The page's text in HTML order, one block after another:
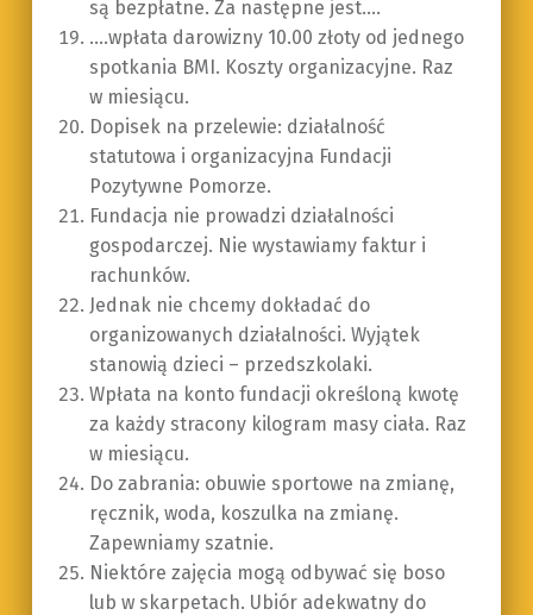
są bezpłatne. Za następne jest….
….wpłata darowizny 10.00 złoty od jednego
spotkania BMI. Koszty organizacyjne. Raz
w miesiącu.
Dopisek na przelewie: działalność
statutowa i organizacyjna Fundacji
Pozytywne Pomorze.
Fundacja nie prowadzi działalności
gospodarczej. Nie wystawiamy faktur i
rachunków.
Jednak nie chcemy dokładać do
organizowanych działalności. Wyjątek
stanowią dzieci – przedszkolaki.
Wpłata na konto fundacji określoną kwotę
za każdy stracony kilogram masy ciała. Raz
w miesiącu.
Do zabrania: obuwie sportowe na zmianę,
ręcznik, woda, koszulka na zmianę.
Zapewniamy szatnie.
Niektóre zajęcia mogą odbywać się boso
lub w skarpetach. Ubiór adekwatny do